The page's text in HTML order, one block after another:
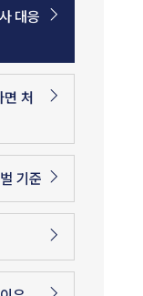
대응
면 처
기준